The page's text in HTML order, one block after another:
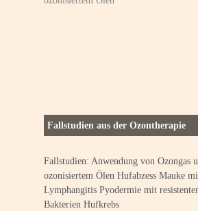
Fallstudien aus der Ozontherapie
Fallstudien: Anwendung von Ozongas
ozonisiertem Ölen Hufabzess Mauke
Lymphangitis Pyodermie mit
Bakterien Hufkrebs